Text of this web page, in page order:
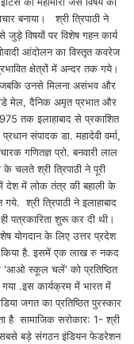
बनाया। श्री त्रिपाठी ने
विषयों पर विशेष गहन कार्य
आंदोलन का विस्तृत कवरेज
क्षेत्रों में अन्दर तक गये।
जबकि उनसे मिलना असंभव और
संडे मेल, दैनिक अमृत प्रभात और
तक इलाहाबाद से प्रकाशित
संपादक डा. महादेवी वर्मा,
गणितज्ञ प्रो. बनवारी लाल
के चलते श्री त्रिपाठी ने पूरी
देश में लोक तंत्र की बहाली के
श्री त्रिपाठी ने इलाहाबाद
पत्रकारिता शुरू कर दी थी।
योगदान के लिए उत्तर प्रदेश
किया है. इसमें एक लाख रु नकद
'आओ स्कूल चलें' को प्रतिष्ठित
गया .इस कार्यक्रम में भारत में
जगत का प्रतिष्ठित पुरस्कार
है सामाजिक सरोकार: 1- श्री
सबसे बड़े संगठन इंडियन फेडरेशन